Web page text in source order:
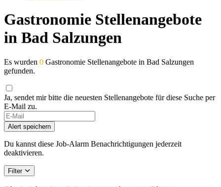
Gastronomie Stellenangebote
in Bad Salzungen
Es wurden 0 Gastronomie Stellenangebote in Bad Salzungen
gefunden.
Ja, sendet mir bitte die neuesten Stellenangebote für diese Suche per
E-Mail zu.
Alert speichern
Du kannst diese Job-Alarm Benachrichtigungen jederzeit
deaktivieren.
Filter